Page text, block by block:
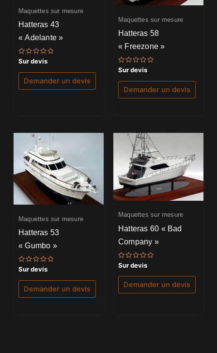
Maquettes sur mesure
Hatteras 43
« Adelante »
Note
0
sur
Sur devis
Demander un devis
Maquettes sur mesure
Hatteras 58
« Freezone »
Note
0
sur
Sur devis
Demander un devis
Maquettes sur mesure
Hatteras 53
« Gumbo »
Note
0
sur
Sur devis
Demander un devis
Maquettes sur mesure
Hatteras 60 « Bad
Company »
Note
0
sur
Sur devis
Demander un devis